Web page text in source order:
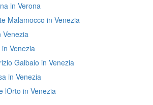
in Verona
Malamocco in Venezia
Venezia
Venezia
Galbaio in Venezia
in Venezia
lOrto in Venezia